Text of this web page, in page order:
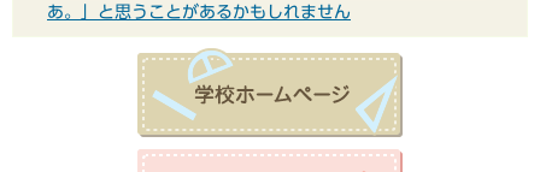
あ。」と思うことがあるかもしれません